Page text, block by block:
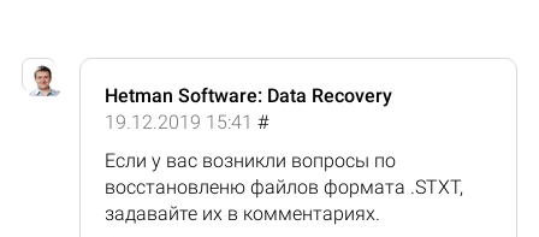
Hetman Software: Data Recovery
19.12.2019 15:41 #
Если у вас возникли вопросы по
восстановленю файлов формата .STXT,
задавайте их в комментариях.